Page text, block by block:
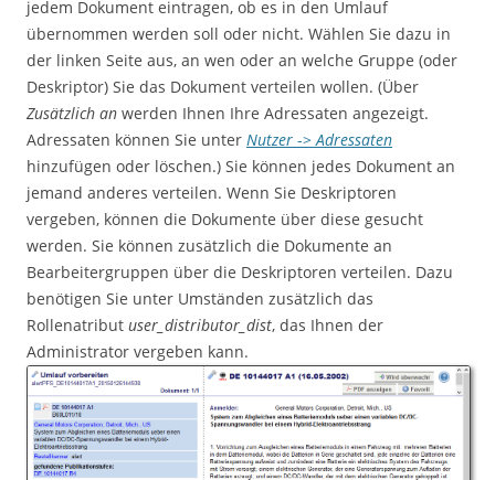
jedem Dokument eintragen, ob es in den Umlauf
übernommen werden soll oder nicht. Wählen Sie dazu in
der linken Seite aus, an wen oder an welche Gruppe (oder
Deskriptor) Sie das Dokument verteilen wollen. (Über
Zusätzlich an werden Ihnen Ihre Adressaten angezeigt.
Adressaten können Sie unter Nutzer ->Adressaten
hinzufügen oder löschen.) Sie können jedes Dokument an
jemand anderes verteilen. Wenn Sie Deskriptoren
vergeben, können die Dokumente über diese gesucht
werden. Sie können zusätzlich die Dokumente an
Bearbeitergruppen über die Deskriptoren verteilen. Dazu
benötigen Sie unter Umständen zusätzlich das
Rollenatribut user_distributor_dist, das Ihnen der
Administrator vergeben kann.